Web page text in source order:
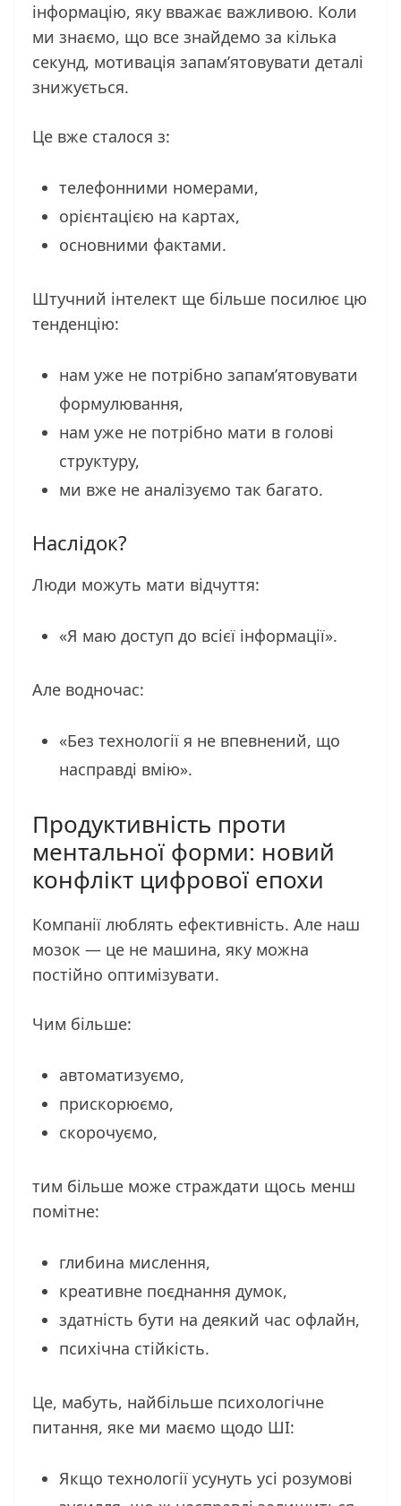
інформацію, яку вважає важливою. Коли
ми знаємо, що все знайдемо за кілька
секунд, мотивація запам’ятовувати деталі
знижується.
Це вже сталося з:
телефонними номерами,
орієнтацією на картах,
основними фактами.
Штучний інтелект ще більше посилює цю
тенденцію:
нам уже не потрібно запам’ятовувати
формулювання,
нам уже не потрібно мати в голові
структуру,
ми вже не аналізуємо так багато.
Наслідок?
Люди можуть мати відчуття:
«Я маю доступ до всієї інформації».
Але водночас:
«Без технології я не впевнений, що
насправді вмію».
Продуктивність проти
ментальної форми: новий
конфлікт цифрової епохи
Компанії люблять ефективність. Але наш
мозок — це не машина, яку можна
постійно оптимізувати.
Чим більше:
автоматизуємо,
прискорюємо,
скорочуємо,
тим більше може страждати щось менш
помітне:
глибина мислення,
креативне поєднання думок,
здатність бути на деякий час офлайн,
психічна стійкість.
Це, мабуть, найбільше психологічне
питання, яке ми маємо щодо ШІ:
Якщо технології усунуть усі розумові